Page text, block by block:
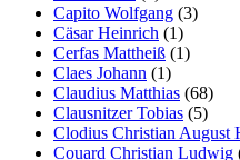
Capito Wolfgang (3)
Cäsar Heinrich (1)
Cerfas Mattheiß (1)
Claes Johann (1)
Claudius Matthias (68)
Clausnitzer Tobias (5)
Clodius Christian August
Couard Christian Ludwig